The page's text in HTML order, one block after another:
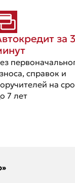
за
справок и
на
7 лет